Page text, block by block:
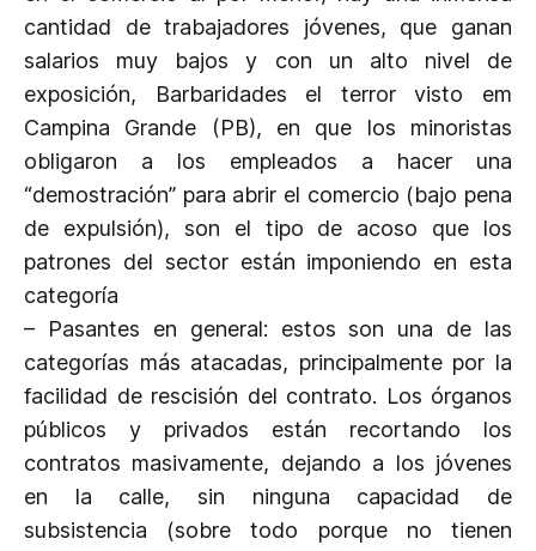
cantidad de trabajadores jóvenes, que ganan
salarios muy bajos y con un alto nivel de
exposición, Barbaridades el terror visto em
Campina Grande (PB), en que los minoristas
obligaron a los empleados a hacer una
“demostración” para abrir el comercio (bajo pena
de expulsión), son el tipo de acoso que los
patrones del sector están imponiendo en esta
categoría
– Pasantes en general: estos son una de las
categorías más atacadas, principalmente por la
facilidad de rescisión del contrato. Los órganos
públicos y privados están recortando los
contratos masivamente, dejando a los jóvenes
en la calle, sin ninguna capacidad de
subsistencia (sobre todo porque no tienen